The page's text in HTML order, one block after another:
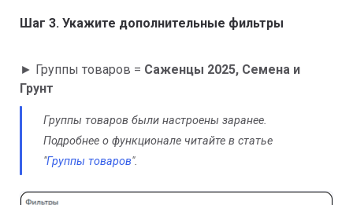
Шаг 3. Укажите дополнительные фильтры
► Группы товаров = Саженцы 2025, Семена и
Грунт
Группы товаров были настроены заранее.
Подробнее о функционале читайте в статье
"Группы товаров".